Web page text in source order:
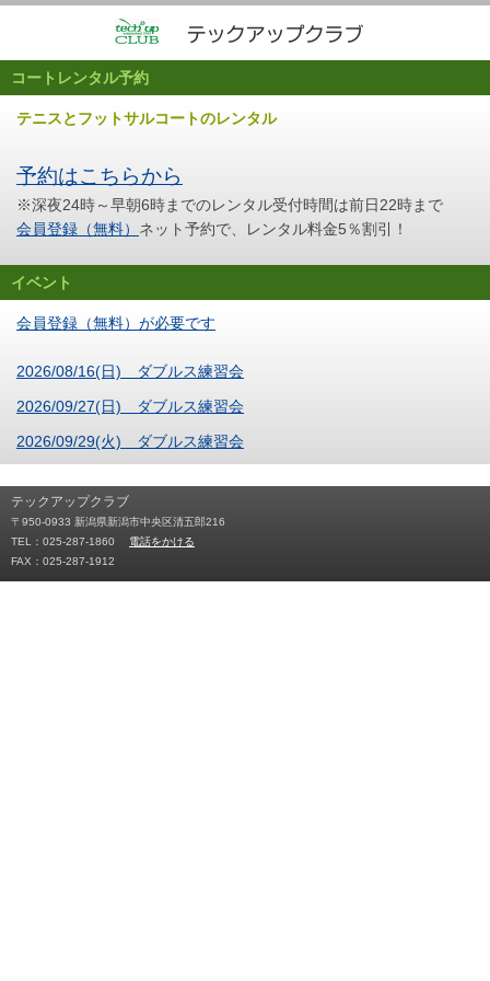
コートレンタル予約
テニスとフットサルコートのレンタル
予約はこちらから
※深夜24時～早朝6時までのレンタル受付時間は前日22時まで
会員登録（無料） ネット予約で、レンタル料金5％割引！
イベント
会員登録（無料）が必要です
2026/08/16(日) ダブルス練習会
2026/09/27(日) ダブルス練習会
2026/09/29(火) ダブルス練習会
テックアップクラブ
〒950-0933 新潟県新潟市中央区清五郎216
TEL：025-287-1860 電話をかける
FAX：025-287-1912